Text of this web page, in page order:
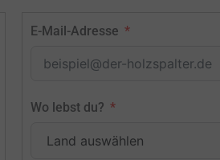
E-Mail-Adresse
Wo lebst du?